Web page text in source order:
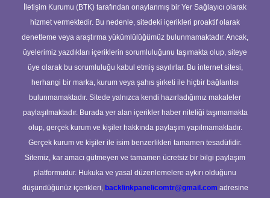
İletişim Kurumu (BTK) tarafından onaylanmış bir Yer Sağlayıcı olarak
hizmet vermektedir. Bu nedenle, sitedeki içerikleri proaktif olarak
denetleme veya araştırma yükümlülüğümüz bulunmamaktadır. Ancak,
üyelerimiz yazdıkları içeriklerin sorumluluğunu taşımakta olup, siteye
üye olarak bu sorumluluğu kabul etmiş sayılırlar. Bu internet sitesi,
herhangi bir marka, kurum veya şahıs şirketi ile hiçbir bağlantısı
bulunmamaktadır. Sitede yalnızca kendi hazırladığımız makaleler
paylaşılmaktadır. Burada yer alan içerikler haber niteliği taşımamakta
olup, gerçek kurum ve kişiler hakkında paylaşım yapılmamaktadır.
Gerçek kurum ve kişiler ile isim benzerlikleri tamamen tesadüfidir.
Sitemiz, kar amacı gütmeyen ve tamamen ücretsiz bir bilgi paylaşım
platformudur. Hukuka ve yasal düzenlemelere aykırı olduğunu
düşündüğünüz içerikleri, backlinkpanelicomtr@gmail.com adresine